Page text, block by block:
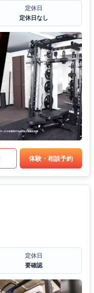
定休日
定休日なし
体験・相談予約
定休日
要確認